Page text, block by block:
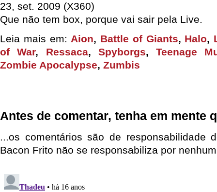
23, set. 2009 (X360)
Que não tem box, porque vai sair pela Live.
Leia mais em: Aion, Battle of Giants, Halo,
of War, Ressaca, Spyborgs,Teenage
Zombie Apocalypse, Zumbis
Antes de comentar, tenha em mente
...os comentários são de responsabilidade
Bacon Frito não se responsabiliza por